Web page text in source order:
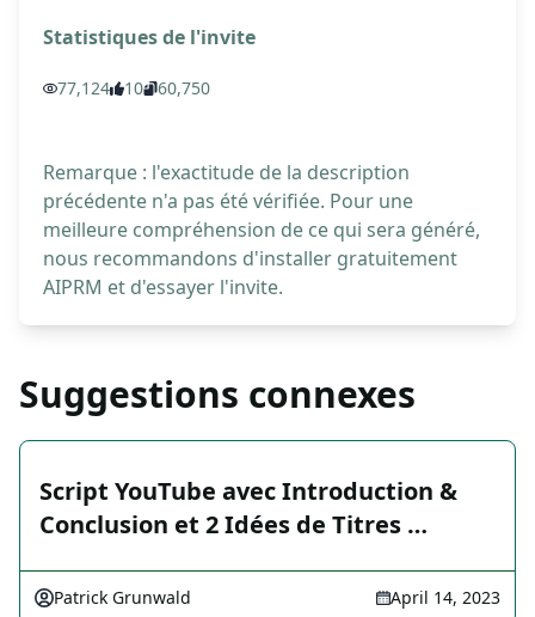
Statistiques de l'invite
77,124 10 60,750
Remarque : l'exactitude de la description
précédente n'a pas été vérifiée. Pour une
meilleure compréhension de ce qui sera généré,
nous recommandons d'installer gratuitement
AIPRM et d'essayer l'invite.
Suggestions connexes
Script YouTube avec Introduction &
Conclusion et 2 Idées de Titres …
Patrick Grunwald April 14, 2023